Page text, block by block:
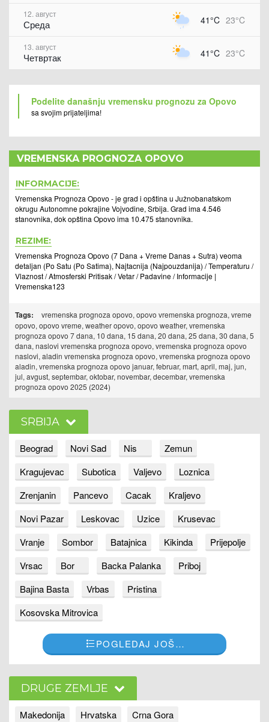
12. август
Среда 41°C 23°C
13. август
Четвртак 41°C 23°C
Podelite današnju vremensku prognozu za Opovo
sa svojim prijateljima!
VREMENSKA PROGNOZA OPOVO
INFORMACIJE:
Vremenska Prognoza Opovo - je grad i opština u Južnobanatskom
okrugu Autonomne pokrajine Vojvodine, Srbija. Grad ima 4.546
stanovnika, dok opština Opovo ima 10.475 stanovnika.
REZIME:
Vremenska Prognoza Opovo (7 Dana + Vreme Danas + Sutra) veoma
detaljan (Po Satu (Po Satima), Najtacnija (Najpouzdanija) / Temperaturu /
Vlaznost / Atmosferski Pritisak / Vetar / Padavine / Informacije |
Vremenska123
Tags:
vremenska prognoza opovo, opovo vremenska prognoza, vreme
opovo, opovo vreme, weather opovo, opovo weather, vremenska
prognoza opovo 7 dana, 10 dana, 15 dana, 20 dana, 25 dana, 30 dana, 5
dana, naslovi vremenska prognoza opovo, vremenska prognoza opovo
naslovi, aladin vremenska prognoza opovo, vremenska prognoza opovo
aladin, vremenska prognoza opovo januar, februar, mart, april, maj, jun,
jul, avgust, septembar, oktobar, novembar, decembar, vremenska
prognoza opovo 2025 (2024)
SRBIJA
Beograd Novi Sad Nis
Zemun
Kragujevac
Subotica Valjevo
Loznica
Zrenjanin
Pancevo Cacak
Kraljevo
Novi Pazar
Leskovac Uzice
Krusevac
Vranje
Sombor Batajnica Kikinda
Prijepolje
Vrsac
Bor Backa Palanka
Priboj
Bajina Basta
Vrbas
Pristina
Kosovska Mitrovica
POGLEDAJ JOŠ…
DRUGE ZEMLJE
Makedonija Hrvatska Crna Gora